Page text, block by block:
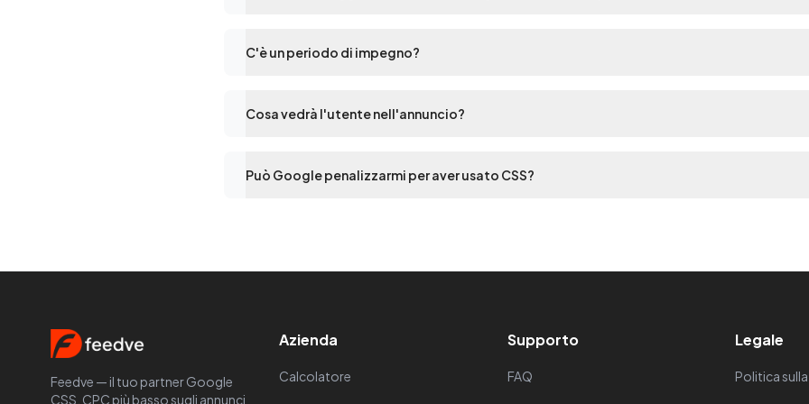
C'è un periodo di impegno?
Cosa vedrà l'utente nell'annuncio?
Può Google penalizzarmi per aver usato CSS?
Feedve — il tuo partner Google
CSS. CPC più basso sugli annunci
Azienda
Calcolatore
Supporto
FAQ
Legale
Politica